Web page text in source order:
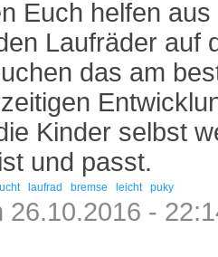
Euch helfen
Laufräder auf
das am
Kinder selbst
und passt.
laufrad bremse leicht puky
26.10.2016 -